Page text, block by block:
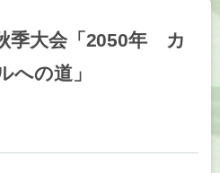
季大会「2050年
カ
への道」